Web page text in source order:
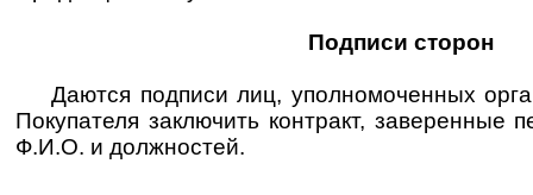
Подписи сторон
Даются подписи лиц, уполномоченных
Покупателя заключить контракт, заверенные
Ф.И.О. и должностей.